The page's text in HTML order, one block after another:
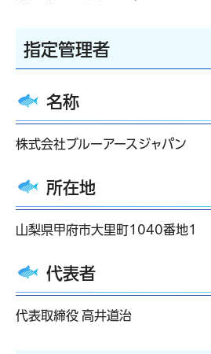
指定管理者
名称
株式会社ブルーアースジャパン
所在地
山梨県甲府市大里町1040番地1
代表者
代表取締役 高井道治